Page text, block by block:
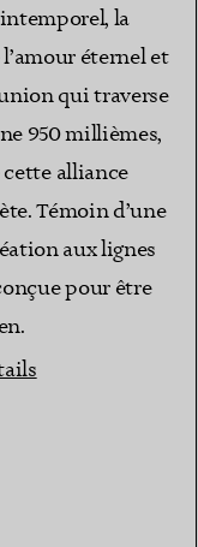
la
éternel et
qui traverse
950 millièmes,
alliance
Témoin d’une
aux lignes
pour être